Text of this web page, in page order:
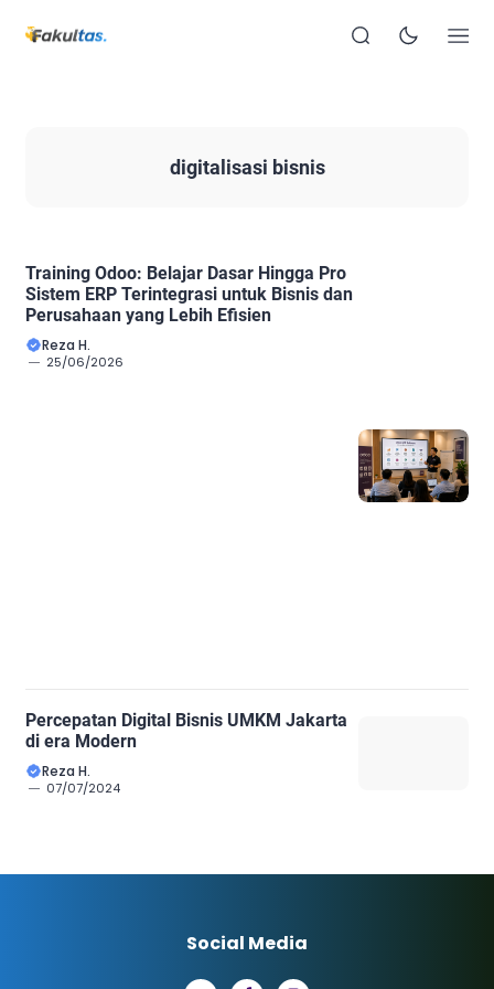
digitalisasi bisnis
Training Odoo: Belajar Dasar Hingga Pro
Sistem ERP Terintegrasi untuk Bisnis dan
Perusahaan yang Lebih Efisien
Reza H.
25/06/2026
Percepatan Digital Bisnis UMKM Jakarta
di era Modern
Reza H.
07/07/2024
Social Media